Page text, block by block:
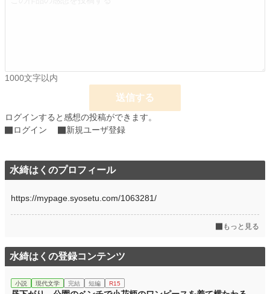
初回完結日時 2024.12.01 23:00
月間ポイント 14 pt (108,258 位)
累計ポイント 2,278 pt (159,792 位)
1000文字以内
送信する
ログインすると感想の投稿ができます。
ログイン
新規ユーザ登録
水綺はくのプロフィール
https://mypage.syosetu.com/1063281/
もっと見る
水綺はくの登録コンテンツ
小説 現代文学 完結 短編 R15